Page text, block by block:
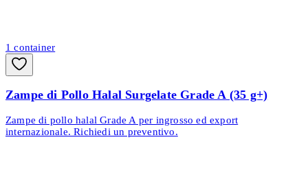
1container
Zampe di Pollo Halal Surgelate Grade A (35 g+)
Zampe di pollo halal Grade A per ingrosso ed export
internazionale. Richiedi un preventivo.